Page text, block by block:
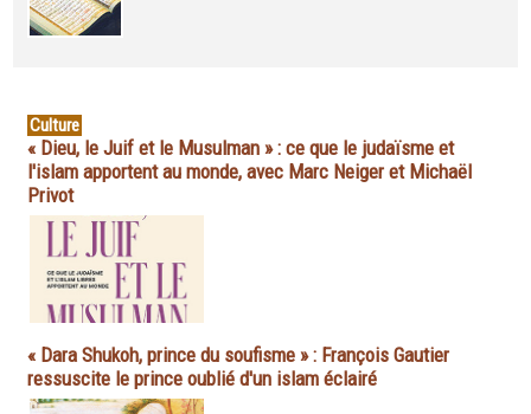
Culture
« Dieu, le Juif et le Musulman » : ce que le judaïsme et
l'islam apportent au monde, avec Marc Neiger et Michaël
Privot
« Dara Shukoh, prince du soufisme » : François Gautier
ressuscite le prince oublié d'un islam éclairé